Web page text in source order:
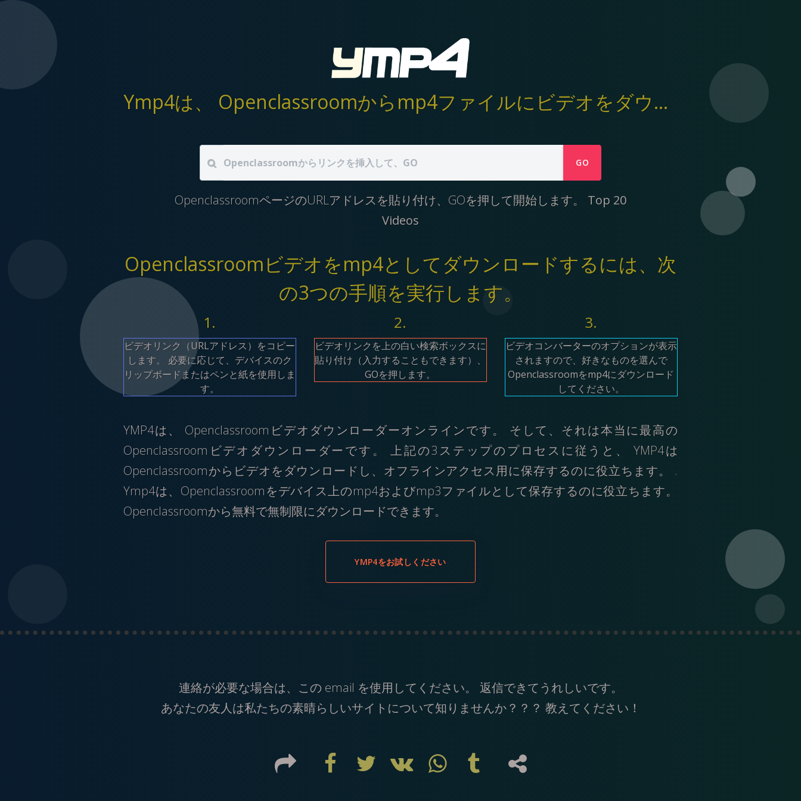
Ymp4は、 Openclassroomからmp4ファイルにビデオをダウンロードするのに役立ちます
GO
OpenclassroomページのURLアドレスを貼り付け、GOを押して開始します。 Top 20
Videos
Openclassroomビデオをmp4としてダウンロードするには、次
の3つの手順を実行します。
1.
ビデオリンク（URLアドレス）をコピー
します。 必要に応じて、デバイスのク
リップボードまたはペンと紙を使用しま
す。
2.
ビデオリンクを上の白い検索ボックスに
貼り付け（入力することもできます）、
GOを押します。
3.
ビデオコンバーターのオプションが表示
されますので、好きなものを選んで
Openclassroomをmp4にダウンロード
してください。
YMP4は、 Openclassroomビデオダウンローダーオンラインです。 そして、それは本当に最高の
Openclassroomビデオダウンローダーです。 上記の3ステップのプロセスに従うと、 YMP4は
Openclassroomからビデオをダウンロードし、オフラインアクセス用に保存するのに役立ちます。 .
Ymp4は、Openclassroomをデバイス上のmp4およびmp3ファイルとして保存するのに役立ちます。
Openclassroomから無料で無制限にダウンロードできます。
YMP4をお試しください
連絡が必要な場合は、この email を使用してください。 返信できてうれしいです。
あなたの友人は私たちの素晴らしいサイトについて知りませんか？？？ 教えてください！